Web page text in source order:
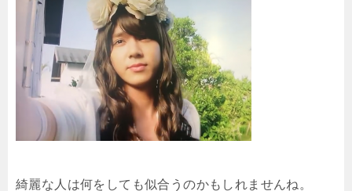
綺麗な人は何をしても似合うのかもしれませんね。